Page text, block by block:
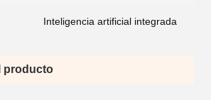
Inteligencia artificial integrada
producto